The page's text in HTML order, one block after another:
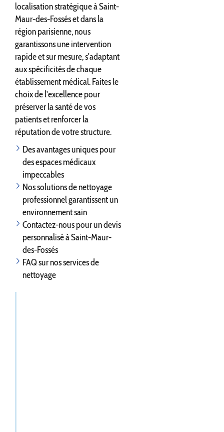
localisation stratégique à Saint-
Maur-des-Fossés et dans la
région parisienne, nous
garantissons une intervention
rapide et sur mesure, s'adaptant
aux spécificités de chaque
établissement médical. Faites le
choix de l'excellence pour
préserver la santé de vos
patients et renforcer la
réputation de votre structure.
Des avantages uniques pour
des espaces médicaux
impeccables
Nos solutions de nettoyage
professionnel garantissent un
environnement sain
Contactez-nous pour un devis
personnalisé à Saint-Maur-
des-Fossés
FAQ sur nos services de
nettoyage